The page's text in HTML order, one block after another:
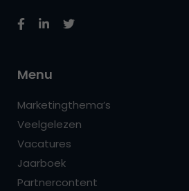
Menu
Marketingthema’s
Veelgelezen
Vacatures
Jaarboek
Partnercontent